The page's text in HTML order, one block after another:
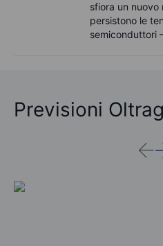
sfiora un nuovo
persistono le
semiconduttori
Previsioni